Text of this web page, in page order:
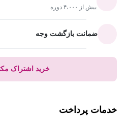
بیش از ۴،۰۰۰ دوره
ضمانت بازگشت وجه
خرید اشتراک
خدمات پرداخت